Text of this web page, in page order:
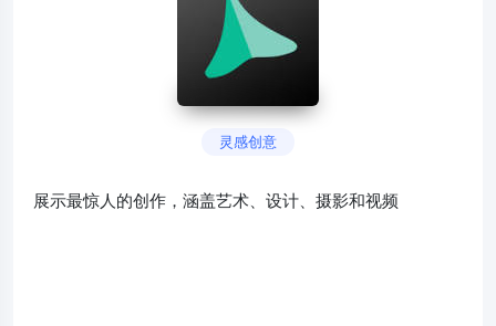
灵感创意
展示最惊人的创作，涵盖艺术、设计、摄影和视频